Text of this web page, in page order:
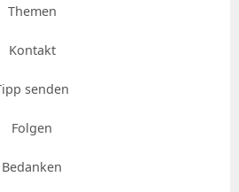
Themen
Kontakt
senden
Folgen
Bedanken